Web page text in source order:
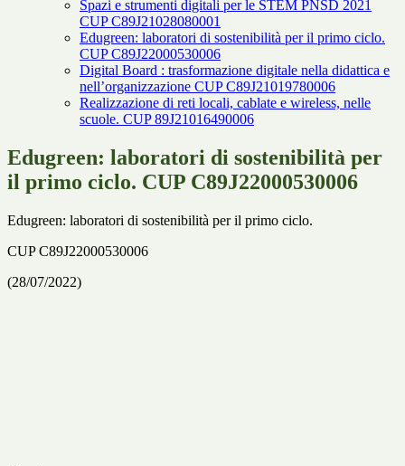
Spazi e strumenti digitali per le STEM PNSD 2021
CUP C89J21028080001
Edugreen: laboratori di sostenibilità per il primo ciclo.
CUP C89J22000530006
Digital Board : trasformazione digitale nella didattica e
nell’organizzazione CUP C89J21019780006
Realizzazione di reti locali, cablate e wireless, nelle
scuole. CUP 89J21016490006
Edugreen: laboratori di sostenibilità per
il primo ciclo. CUP C89J22000530006
Edugreen: laboratori di sostenibilità per il primo ciclo.
CUP C89J22000530006
(28/07/2022)